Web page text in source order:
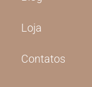
Loja
Contatos